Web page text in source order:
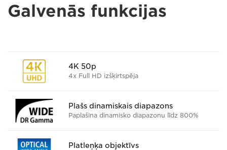
Galvenās funkcijas
4K 50p
4x Full HD izšķirtspēja
Plašs dinamiskais diapazons
Paplašina dinamisko diapazonu līdz 800%
Platleņķa objektīvs